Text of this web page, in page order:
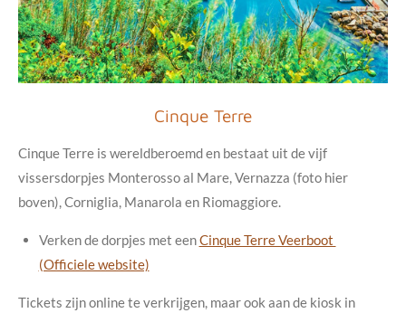
Cinque Terre
Cinque Terre is wereldberoemd en bestaat uit de vijf
vissersdorpjes Monterosso al Mare, Vernazza (foto hier
boven), Corniglia, Manarola en Riomaggiore.
Verken de dorpjes met eenCinque Terre Veerboot
(Officiele website)
Tickets zijn online te verkrijgen, maar ook aan de kiosk in